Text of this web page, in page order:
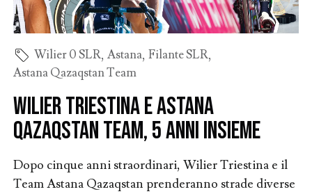
Wilier 0 SLR, Astana, Filante SLR,
Astana Qazaqstan Team
Wilier Triestina e Astana
Qazaqstan Team, 5 anni insieme
Dopo cinque anni straordinari, Wilier Triestina e il
Team Astana Qazaqstan prenderanno strade diverse